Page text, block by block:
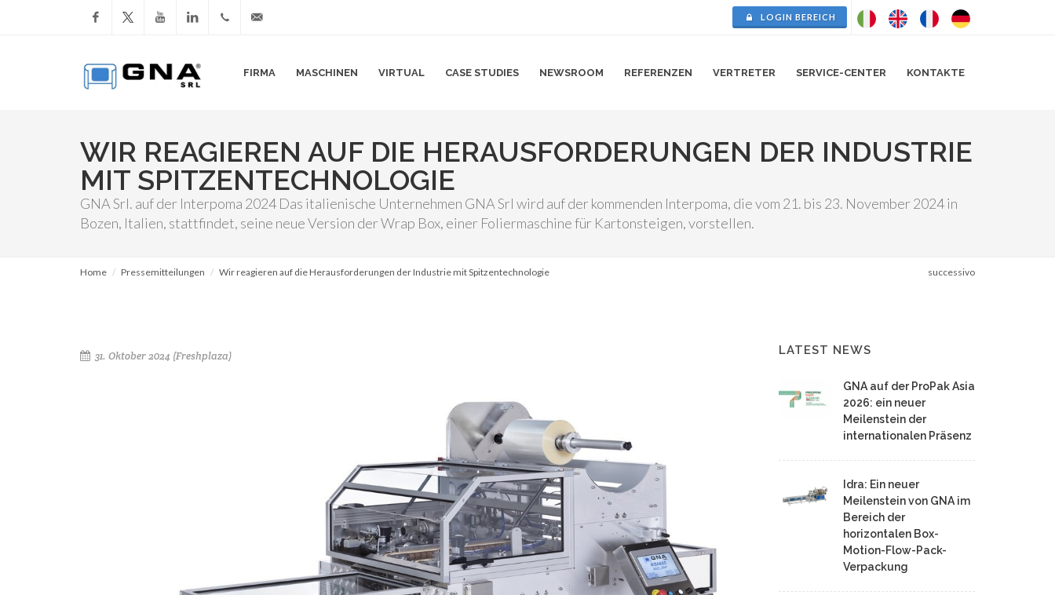
LOGIN BEREICH
FIRMA MASCHINEN VIRTUAL CASE STUDIES NEWSROOM REFERENZEN VERTRETER SERVICE-CENTER KONTAKTE
WIR REAGIEREN AUF DIE HERAUSFORDERUNGEN DER INDUSTRIE
MIT SPITZENTECHNOLOGIE
GNA Srl. auf der Interpoma 2024 Das italienische Unternehmen GNA Srl wird auf der kommenden Interpoma, die vom 21. bis 23. November 2024 in
Bozen, Italien, stattfindet, seine neue Version der Wrap Box, einer Foliermaschine für Kartonsteigen, vorstellen.
Home Pressemitteilungen Wir reagieren auf die Herausforderungen der Industrie mit Spitzentechnologie successivo
31. Oktober 2024 (Freshplaza) LATEST NEWS
GNA auf der ProPak Asia
2026: ein neuer
Meilenstein der
internationalen Präsenz
Idra: Ein neuer
Meilenstein von GNA im
Bereich der
horizontalen Box-
Motion-Flow-Pack-
Verpackung